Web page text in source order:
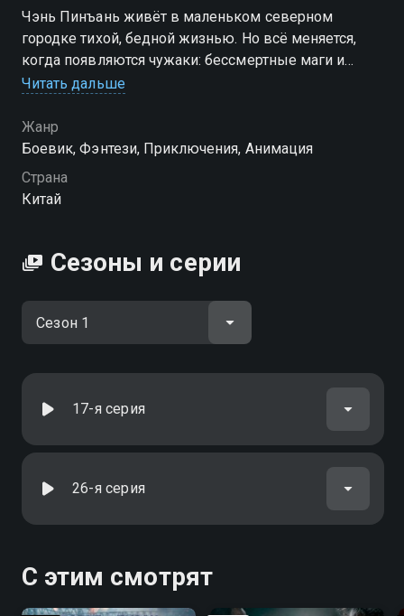
Чэнь Пинъань живёт в маленьком северном
городке тихой, бедной жизнью. Но всё меняется,
когда появляются чужаки: бессмертные маги и
драконы оказываются реальностью - и ему
предназначения
Читать дальше
Жанр
Боевик, Фэнтези, Приключения, Анимация
Страна
Китай
Сезоны и серии
17-я серия
26-я серия
С этим смотрят